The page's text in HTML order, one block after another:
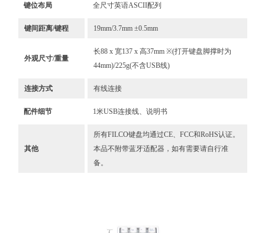
键位布局 全尺寸英语ASCII配列
键间距离/键程 19mm/3.7mm ±0.5mm
外观尺寸/重量
长88 x 宽137 x 高37mm ※(打开键盘脚撑时为
44mm)/225g(不含USB线)
连接方式 有线连接
配件细节 1米USB连接线、说明书
其他
所有FILCO键盘均通过CE、FCC和RoHS认证。
本品不附带蓝牙适配器，如有需要请自行准
备。